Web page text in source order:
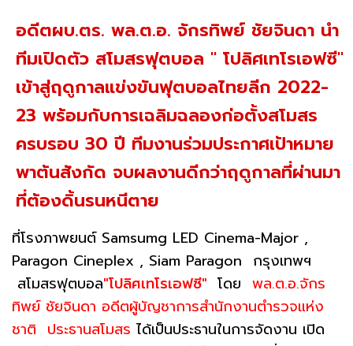
อดีตผบ.ตร. พล.ต.อ. จักรทิพย์ ชัยจินดา นำ
ทีมเปิดตัว สโมสรฟุตบอล " โปลิศเทโรเอฟซี"
เข้าสู่ฤดูกาลแข่งขันฟุตบอลไทยลีก 2022-
23 พร้อมกับการเฉลิมฉลองก่อตั้งสโมสร
ครบรอบ 30 ปี ทีมงานร่วมประกาศเป้าหมาย
พาต้นสังกัด จบผลงานดีกว่าฤดูกาลที่ผ่านมา
ที่ต้องดิ้นรนหนีตาย
ที่โรงภาพยนต์ Samsumg LED Cinema-Major ,
Paragon Cineplex , Siam Paragon กรุงเทพฯ
สโมสรฟุตบอล"โปลิศเทโรเอฟซี" โดย พล.ต.อ.จักร
ทิพย์ ชัยจินดา อดีตผู้บัญชาการสำนักงานตำรวจแห่ง
ชาติ ประธานสโมสร ได้เป็นประธานในการจัดงาน เปิด